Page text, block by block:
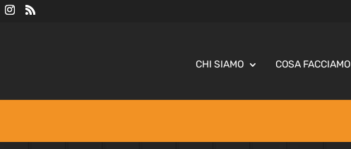
CHI SIAMO COSA FACCIAMO